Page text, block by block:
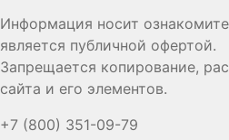
Информация носит
является публичной офертой.
Запрещается копирование,
сайта и его элементов.
+7 (800) 351-09-79